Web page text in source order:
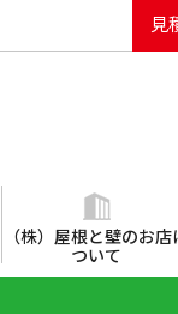
見
（株）屋根と壁のお店
ついて